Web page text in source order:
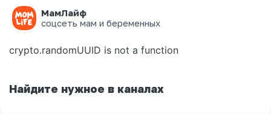
МамЛайф
соцсеть мам и беременных
Ошибка на странице
crypto.randomUUID is not a function
Найдите нужное в каналах